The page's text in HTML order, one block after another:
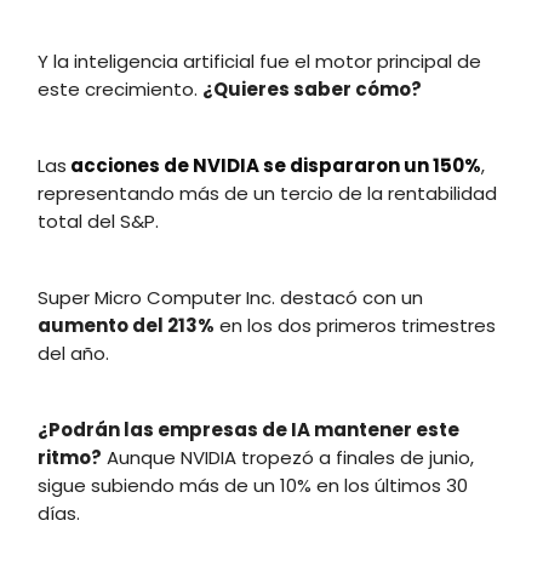
Y la inteligencia artificial fue el motor principal de
este crecimiento. ¿Quieres saber cómo?
Las acciones de NVIDIA se dispararon un 150%,
representando más de un tercio de la rentabilidad
total del S&P.
Super Micro Computer Inc. destacó con un
aumento del 213% en los dos primeros trimestres
del año.
¿Podrán las empresas de IA mantener este
ritmo? Aunque NVIDIA tropezó a finales de junio,
sigue subiendo más de un 10% en los últimos 30
días.